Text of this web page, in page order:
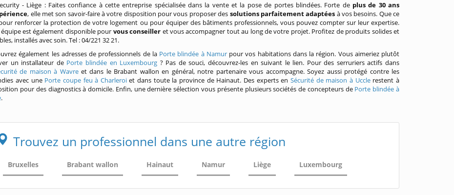
- Liège : Faites confiance à cette entreprise spécialisée dans la vente et la pose de portes blindées. Forte de plus de 30 ans
, elle met son savoir-faire à votre disposition pour vous proposer des solutions parfaitement adaptées à vos besoins. Que ce
renforcer la protection de votre logement ou pour équiper des bâtiments professionnels, vous pouvez compter sur leur expertise.
est également disponible pour vous conseiller et vous accompagner tout au long de votre projet. Profitez de produits solides et
installés avec soin. Tel : 04/221 32 21.
également les adresses de professionnels de la Porte blindée à Namurpour vos habitations dans la région. Vous aimeriez plutôt
un installateur de Porte blindée en Luxembourg ? Pas de souci, découvrez-les en suivant le lien. Pour des serruriers actifs dans
de maison à Wavreet dans le Brabant wallon en général, notre partenaire vous accompagne. Soyez aussi protégé contre les
avec une Porte coupe feu à Charleroiet dans toute la province de Hainaut. Des experts enSécurité de maison à Ucclerestent à
pour des diagnostics à domicile. Enfin, une dernière sélection vous présente plusieurs sociétés de concepteurs de Porte blindée à
.
Trouvez un professionnel dans une autre région
Bruxelles Brabant wallon Hainaut Namur Liège Luxembourg